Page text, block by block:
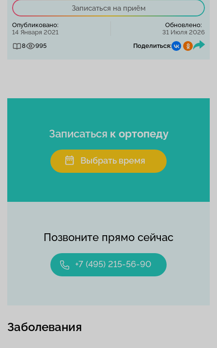
Записаться на приём
Опубликовано:
14 Января 2021
Обновлено:
31 Июля 2026
8
995 Поделиться:
Позвоните прямо сейчас
+7 (495) 215-56-90
Записаться к ортопеду
Выбрать время
Заболевания